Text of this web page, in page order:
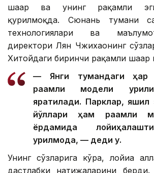
шаҳар ва унинг рақамли
қурилмоқда. Сюнань тумани
технологиялари ва
директори Лян Чжихаонинг
Хитойдаги биринчи рақамли шаҳар
— Янги тумандаги ҳар
рақамли модели
яратилади. Парклар, яшил
йўллари ҳам рақамли
ёрдамида
қурилмоқда, — деди у.
Унинг сўзларига кўра, лойиҳа
дастлабки натижаларини